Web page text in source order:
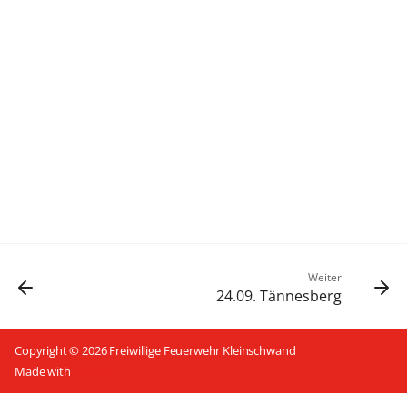
Weiter
24.09. Tännesberg
Copyright © 2026 Freiwillige Feuerwehr Kleinschwand
Made with